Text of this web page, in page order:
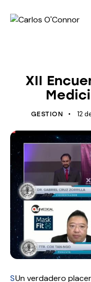
XII
GESTION 12
SUn verdadero